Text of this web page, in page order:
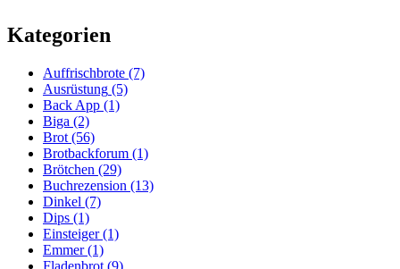
Kategorien
Auffrischbrote (7)
Ausrüstung (5)
Back App (1)
Biga (2)
Brot (56)
Brotbackforum (1)
Brötchen (29)
Buchrezension (13)
Dinkel (7)
Dips (1)
Einsteiger(1)
Emmer(1)
Fladenbrot (9)